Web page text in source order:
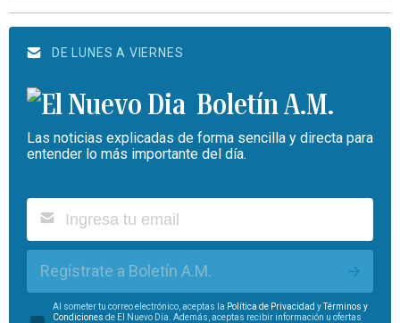
DE LUNES A VIERNES
Boletín A.M.
Las noticias explicadas de forma sencilla y directa para
entender lo más importante del día.
Regístrate a Boletín A.M.
Al someter tu correo electrónico, aceptas la Política de Privacidad yTérminos y
Condiciones de El Nuevo Día. Además, aceptas recibir información u ofertas